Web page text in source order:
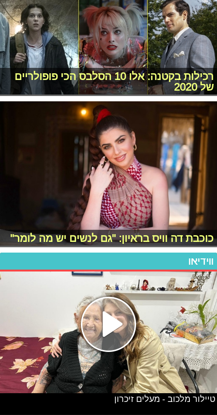
רכילות בקטנה: אלו 10 הסלבס הכי פופולריים
של 2020
כוכבת דה וויס בראיון: "גם לנשים יש מה לומר"
ווידיאו
טיילור מלכוב - מעלים זיכרון